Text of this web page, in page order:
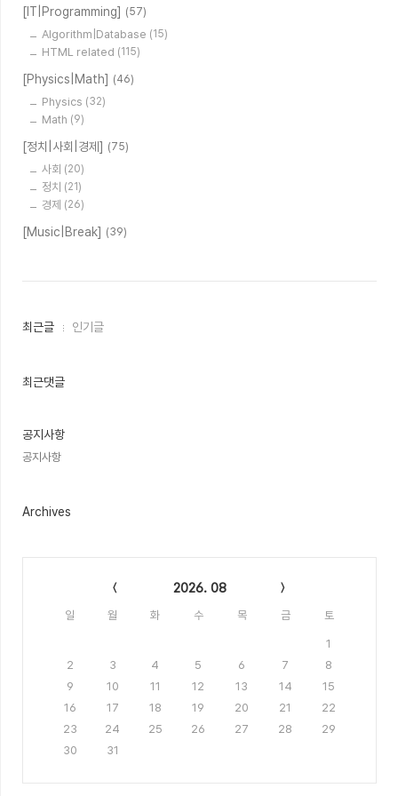
[IT|Programming] (57)
Algorithm|Database (15)
HTML related (115)
[Physics|Math] (46)
Physics (32)
Math (9)
[정치|사회|경제] (75)
사회 (20)
정치 (21)
경제 (26)
[Music|Break] (39)
최
인
최근글 인기글
최근댓글
공지사항
공지사항
Archives
2026. 08
일 월 화 수 목 금 토
1
2
3 4 5 6 7
8
9
10 11 12 13 14
15
16
17 18 19 20 21
22
23
24 25 26 27 28
29
30
31